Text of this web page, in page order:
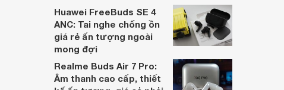
Huawei FreeBuds SE 4
ANC: Tai nghe chống ồn
giá rẻ ấn tượng ngoài
mong đợi
Realme Buds Air 7 Pro:
Âm thanh cao cấp, thiết